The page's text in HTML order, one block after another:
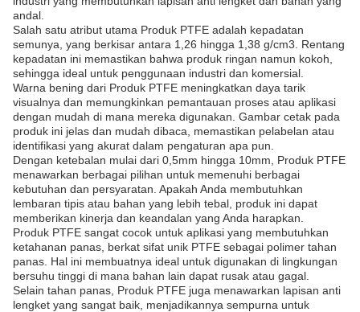
andal.
Salah satu atribut utama Produk PTFE adalah kepadatan
semunya, yang berkisar antara 1,26 hingga 1,38 g/cm3. Rentang
kepadatan ini memastikan bahwa produk ringan namun kokoh,
sehingga ideal untuk penggunaan industri dan komersial.
Warna bening dari Produk PTFE meningkatkan daya tarik
visualnya dan memungkinkan pemantauan proses atau aplikasi
dengan mudah di mana mereka digunakan. Gambar cetak pada
produk ini jelas dan mudah dibaca, memastikan pelabelan atau
identifikasi yang akurat dalam pengaturan apa pun.
Dengan ketebalan mulai dari 0,5mm hingga 10mm, Produk PTFE
menawarkan berbagai pilihan untuk memenuhi berbagai
kebutuhan dan persyaratan. Apakah Anda membutuhkan
lembaran tipis atau bahan yang lebih tebal, produk ini dapat
memberikan kinerja dan keandalan yang Anda harapkan.
Produk PTFE sangat cocok untuk aplikasi yang membutuhkan
ketahanan panas, berkat sifat unik PTFE sebagai polimer tahan
panas. Hal ini membuatnya ideal untuk digunakan di lingkungan
bersuhu tinggi di mana bahan lain dapat rusak atau gagal.
Selain tahan panas, Produk PTFE juga menawarkan lapisan anti
lengket yang sangat baik, menjadikannya sempurna untuk